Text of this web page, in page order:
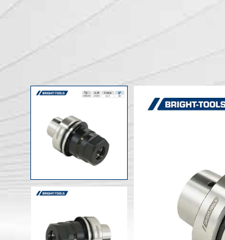
Strumenti statici e azionati
Anti vibrazione
Accessori portautensili
Testa ad angolo